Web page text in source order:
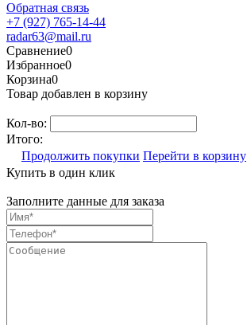
Обратная связь
+7 (927) 765-14-44
radar63@mail.ru
Сравнение0
Избранное0
Корзина0
Товар добавлен в корзину
Кол-во:
Итого:
Продолжить покупки Перейти в корзину
Купить в один клик
Заполните данные для заказа